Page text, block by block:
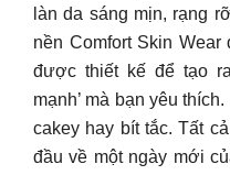
làn da sáng mịn, rạng
nền Comfort Skin
được thiết kế để tạo
mạnh’ mà bạn yêu
cakey hay bít tắc. Tất
đầu về một ngày mới